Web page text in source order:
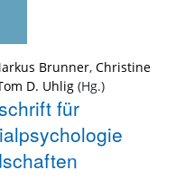
Brunner, Christine
D. Uhlig
für